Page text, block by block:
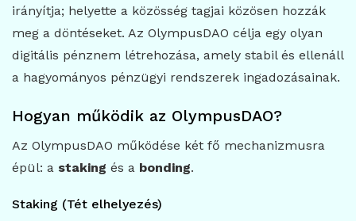
irányítja; helyette a közösség tagjai közösen hozzák
meg a döntéseket. Az OlympusDAO célja egy olyan
digitális pénznem létrehozása, amely stabil és ellenáll
a hagyományos pénzügyi rendszerek ingadozásainak.
Hogyan működik az OlympusDAO?
Az OlympusDAO működése két fő mechanizmusra
épül: a staking és a bonding.
Staking (Tét elhelyezés)